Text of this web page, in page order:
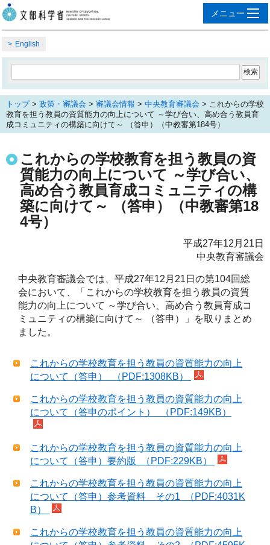
English
トップ> 政策・審議会 > 審議会情報 > 中央教育審議会 > これからの学校
教育を担う教員の資質能力の向上について ～学び合い、高め合う教員育
成コミュニティの構築に向けて～ （答申）（中教審第184号）
これからの学校教育を担う教員の資
質能力の向上について ～学び合い、
高め合う教員育成コミュニティの構
築に向けて～ （答申）（中教審第18
4号）
平成27年12月21日
中央教育審議会
中央教育審議会では、平成27年12月21日の第104回総
会において、「これからの学校教育を担う教員の資質
能力の向上について ～学び合い、高め合う教員育成コ
ミュニティの構築に向けて～ （答申）」を取りまとめ
ました。
これからの学校教育を担う教員の資質能力の向上
について（答申） （PDF:1308KB）
これからの学校教育を担う教員の資質能力の向上
について（答申のポイント） （PDF:149KB）
これからの学校教育を担う教員の資質能力の向上
について（答申）要約版 （PDF:229KB）
これからの学校教育を担う教員の資質能力の向上
について（答申）参考資料 その1 （PDF:4031K
B）
これからの学校教育を担う教員の資質能力の向上